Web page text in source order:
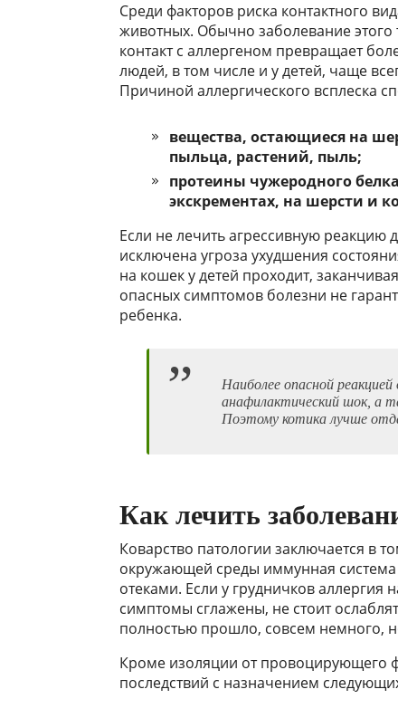
Среди факторов риска контактного
животных. Обычно заболевание
контакт с аллергеном превращает
людей, в том числе и у детей, чаще
Причиной аллергического всплеска
вещества, остающиеся на
пыльца, растений, пыль;
протеины чужеродного
экскрементах, на шерсти и
Если не лечить агрессивную реакцию
исключена угроза ухудшения
на кошек у детей проходит,
опасных симптомов болезни не
ребенка.
Наиболее опасной
анафилактический шок, а
Поэтому котика лучше
Как лечить
Коварство патологии заключается в
окружающей среды иммунная
отеками. Если у грудничков
симптомы сглажены, не стоит
полностью прошло, совсем немного,
Кроме изоляции от провоцирующего
последствий с назначением